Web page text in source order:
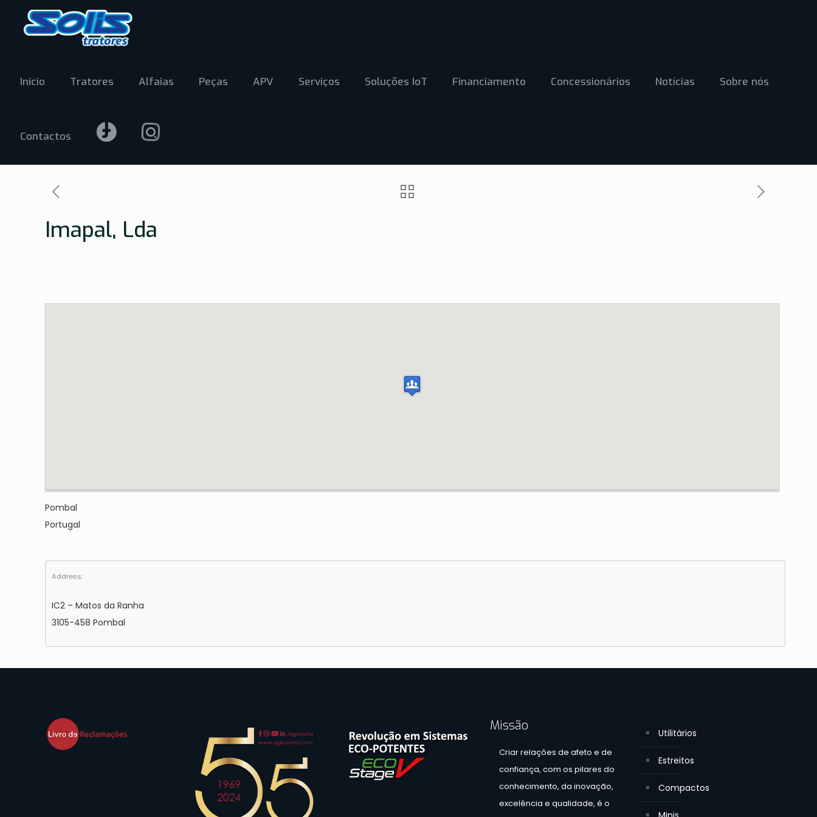
Inicio Tratores Alfaias Peças APV Serviços Soluções IoT Financiamento Concessionários Notícias Sobre nós
Contactos
Imapal, Lda
Pombal
Portugal
Address:
IC2 – Matos da Ranha
3105-458 Pombal
Missão
Criar relações de afeto e de
confiança, com os pilares do
conhecimento, da inovação,
excelência e qualidade, é o
Utilitários
Estreitos
Compactos